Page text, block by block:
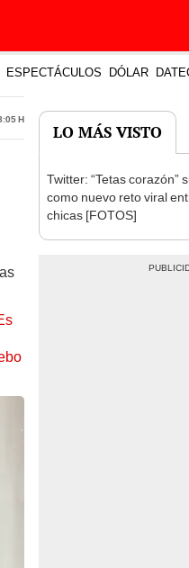
ESPECTÁCULOS DÓLAR
h
LO MÁS VISTO
Twitter: “Tetas corazón”
como nuevo reto viral
chicas [FOTOS]